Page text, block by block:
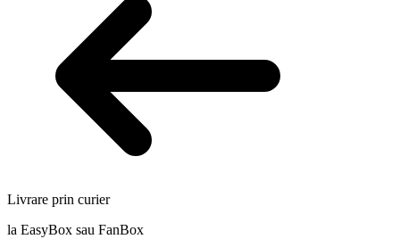
Livrare prin curier
la EasyBox sau FanBox